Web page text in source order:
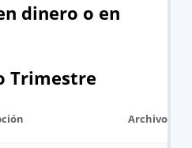
dinero o en
Trimestre
Archivo